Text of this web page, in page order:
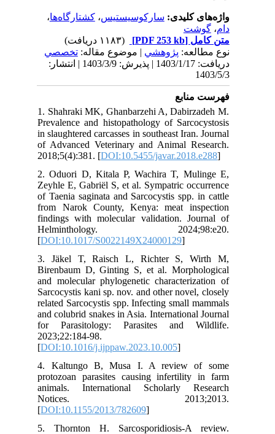
واژه‌های کلیدی:سارکوسیستیس،کشتارگاه‌ها،
گوشت
متن کامل[PDF 253 kb]
(۱۱۸۳ دریافت)
نوع مطالعه:پژوهشي| موضوع مقاله:تخصصي
دریافت: 1403/1/17 | پذیرش: 1403/3/9 | انتشار:
1403/5/3
فهرست منابع
1. Shahraki MK, Ghanbarzehi A, Dabirzadeh M.
Prevalence and histopathology of Sarcocystosis
in slaughtered carcasses in southeast Iran. Journal
of Advanced Veterinary and Animal Research.
2018;5(4):381. [DOI:10.5455/javar.2018.e288
2. Oduori D, Kitala P, Wachira T, Mulinge E,
Zeyhle E, Gabriël S, et al. Sympatric occurrence
of Taenia saginata and Sarcocystis spp. in cattle
from Narok County, Kenya: meat inspection
findings with molecular validation. Journal of
Helminthology. 2024;98:e20.
[DOI:10.1017/S0022149X24000129
3. Jäkel T, Raisch L, Richter S, Wirth M,
Birenbaum D, Ginting S, et al. Morphological
and molecular phylogenetic characterization of
Sarcocystis kani sp. nov. and other novel, closely
related Sarcocystis spp. Infecting small mammals
and colubrid snakes in Asia. International Journal
for Parasitology: Parasites and Wildlife.
2023;22:184-98.
[DOI:10.1016/j.ijppaw.2023.10.005
4. Kaltungo B, Musa I. A review of some
protozoan parasites causing infertility in farm
animals. International Scholarly Research
Notices. 2013;2013.
[DOI:10.1155/2013/782609
5. Thornton H. Sarcosporidiosis-A review.